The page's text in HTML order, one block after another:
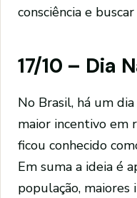
consciência e
17/10 – Dia
No Brasil, há um
maior incentivo em
ficou conhecido
Em suma a ideia é
população, maiores